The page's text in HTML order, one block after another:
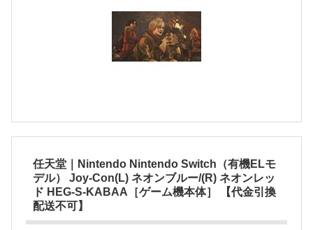
任天堂｜Nintendo Nintendo Switch（有機ELモ
デル） Joy-Con(L) ネオンブルー/(R) ネオンレッ
ド HEG-S-KABAA［ゲーム機本体］ 【代金引換
配送不可】